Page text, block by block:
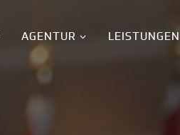
AGENTUR LEISTUNGEN